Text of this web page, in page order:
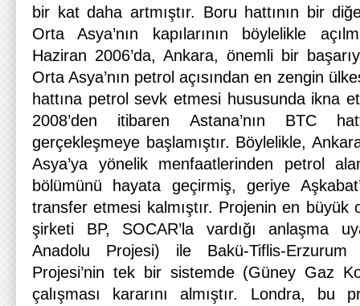
bir kat daha artmıştır. Boru hattının bir
Orta Asya’nın kapılarının böylelikle
Haziran 2006’da, Ankara, önemli bir
Orta Asya’nın petrol açısından en zengin
hattına petrol sevk etmesi hususunda ikna
2008’den itibaren Astana’nın BTC
gerçekleşmeye başlamıştır. Böylelikle,
Asya’ya yönelik menfaatlerinden petrol
bölümünü hayata geçirmiş, geriye
transfer etmesi kalmıştır. Projenin en büyük
şirketi BP, SOCAR’la vardığı anlaşma
Anadolu Projesi) ile Bakü-Tiflis-
Projesi’nin tek bir sistemde (Güney Gaz
çalışması kararını almıştır. Londra, bu